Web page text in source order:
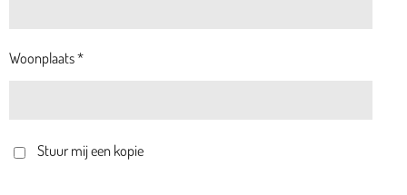
Woonplaats *
Stuur mij een kopie